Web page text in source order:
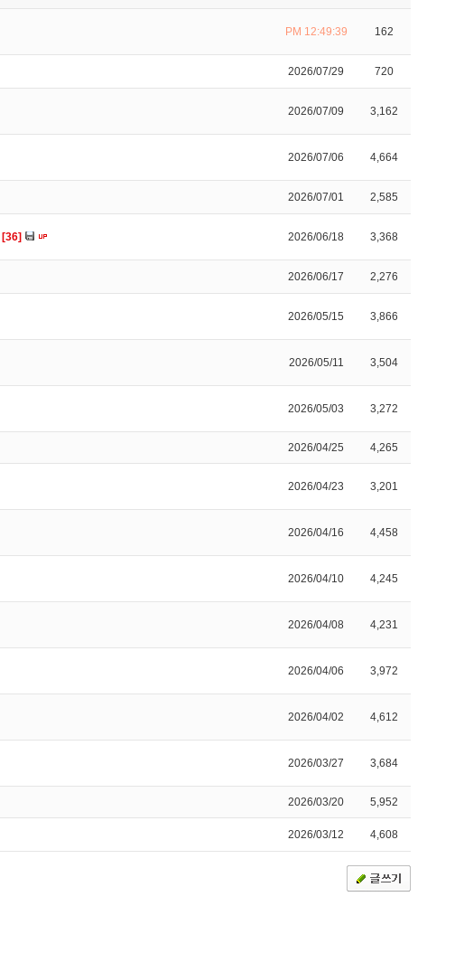
PM 12:49:39 162
2026/07/29 720
2026/07/09 3,162
2026/07/06 4,664
2026/07/01 2,585
[36] 2026/06/18 3,368
2026/06/17 2,276
2026/05/15 3,866
2026/05/11 3,504
2026/05/03 3,272
2026/04/25 4,265
2026/04/23 3,201
2026/04/16 4,458
2026/04/10 4,245
2026/04/08 4,231
2026/04/06 3,972
2026/04/02 4,612
2026/03/27 3,684
2026/03/20 5,952
2026/03/12 4,608